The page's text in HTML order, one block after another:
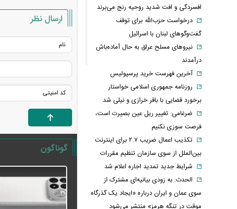
ارسال نظر
گوناگون
افسردگی و افت شدید روحیه رنج می‌برند
درخواست حزب‌الله برای توقف
گفت‌وگوهای لبنان با اسرائیل
نیروهای مسلح عراق به حال آماده‌باش
درآمدند
آخرین فهرست خرید پرسپولیس
روزنامه جمهوری اسلامی خواستار
برخورد قضایی با باقر خرازی و نیلی شد
ضرغامی: تغییر ریل عین بصیرت است،
فرصت سوزی نکنیم
تکذیب اعمال ضریب ۲.۷ برای اینترنت
بین‌الملل از سوی سازمان تنظیم مقررات
شرایط جدید تمدید اجاره اعلام شد
الحدث: به زودی بیانیه‌ای مشترک از
سوی عمان و ایران درباره «ایجاد یک گذرگاه
موقت در تنگه هرمز» منتشر می‌شود